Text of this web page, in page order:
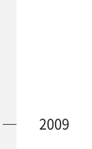
2009